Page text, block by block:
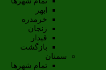
ابهر
خرمدره
زنجان
قيدار
بازگشت
سمنان
تمام شهر‌ها